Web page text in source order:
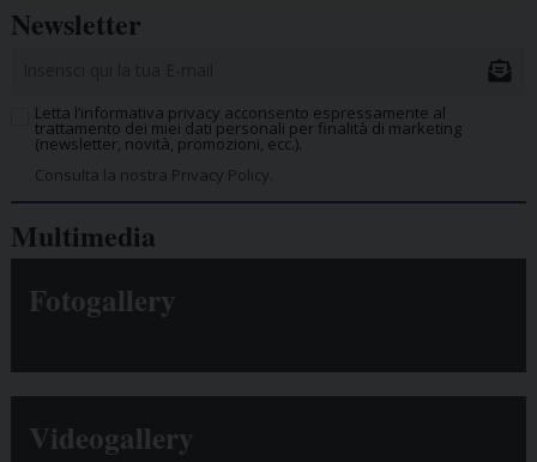
Newsletter
Letta l’informativa privacy acconsento espressamente al
trattamento dei miei dati personali per finalità di marketing
(newsletter, novità, promozioni, ecc.).
Consulta la nostra Privacy Policy.
Multimedia
Fotogallery
Videogallery